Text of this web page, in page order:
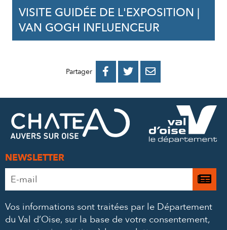
VISITE GUIDÉE DE L'EXPOSITION |
VAN GOGH INFLUENCEUR
Partager 
PARTAGER
FACEBOOK
PARTAGER
PARTAGER
MAIL
NEWSLETTER
Adresse
e-
*
Je
à
Vos informations sont traitées par le Département
du Val d’Oise, sur la base de votre consentement,